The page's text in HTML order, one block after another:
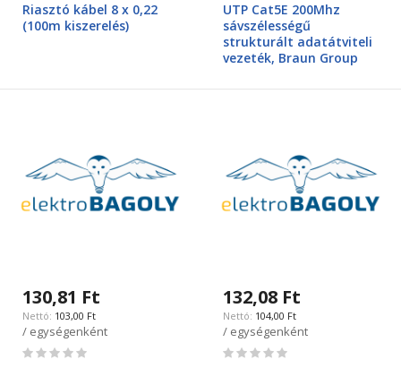
Riasztó kábel 8 x 0,22
(100m kiszerelés)
UTP Cat5E 200Mhz
sávszélességű
strukturált adatátviteli
vezeték, Braun Group
130,81 Ft
103,00 Ft
/ egységenként
Rating:
132,08 Ft
104,00 Ft
/ egységenként
Rating: